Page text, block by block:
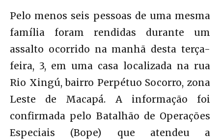
Pelo menos seis pessoas de uma mesma
família foram rendidas durante um
assalto ocorrido na manhã desta terça-
feira, 3, em uma casa localizada na rua
Rio Xingú, bairro Perpétuo Socorro, zona
Leste de Macapá. A informação foi
confirmada pelo Batalhão de Operações
Especiais (Bope) que atendeu a